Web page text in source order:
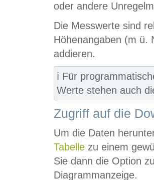
oder andere
Die Messwerte sind
Höhenangaben (m ü.
addieren.
ℹ️ Für
Werte stehen auch
Zugriff auf die
Um die Daten
Tabelle zu einem
Sie dann die Option
Diagrammanzeige.